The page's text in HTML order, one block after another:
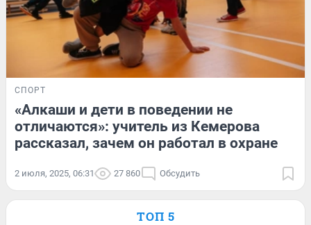
СПОРТ
«Алкаши и дети в поведении не
отличаются»: учитель из Кемерова
рассказал, зачем он работал в охране
2 июля, 2025, 06:31 27 860 Обсудить
ТОП 5